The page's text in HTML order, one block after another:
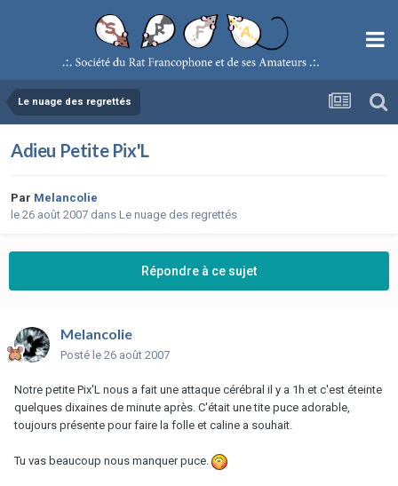
Le nuage des regrettés
Adieu Petite Pix'L
Par Melancolie
le 26 août 2007 dans Le nuage des regrettés
Répondre à ce sujet
Melancolie
Posté le 26 août 2007
Notre petite Pix'L nous a fait une attaque cérébral il y a 1h et c'est éteinte
quelques dixaines de minute après. C'était une tite puce adorable,
toujours présente pour faire la folle et caline a souhait.
Tu vas beaucoup nous manquer puce.